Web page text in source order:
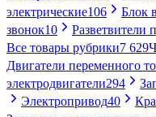
электрические106 Блок
звонок10 Разветвители
Все товары рубрики7 629
Двигатели переменного
электродвигатели294
Электропривод40